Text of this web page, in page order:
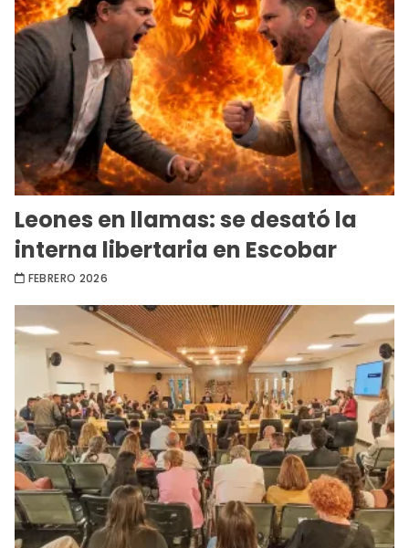
Leones en llamas: se desató la
interna libertaria en Escobar
FEBRERO 2026